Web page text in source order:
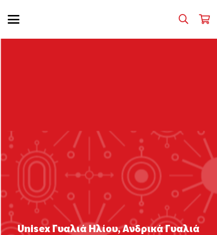
Unisex Γυαλιά Ηλίου,Ανδρικά Γυαλιά